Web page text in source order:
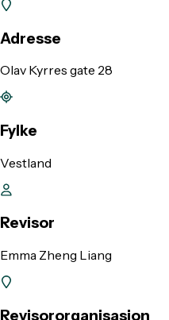
Adresse
Olav Kyrres gate 28
Fylke
Vestland
Revisor
Emma Zheng Liang
Revisororganisasjon